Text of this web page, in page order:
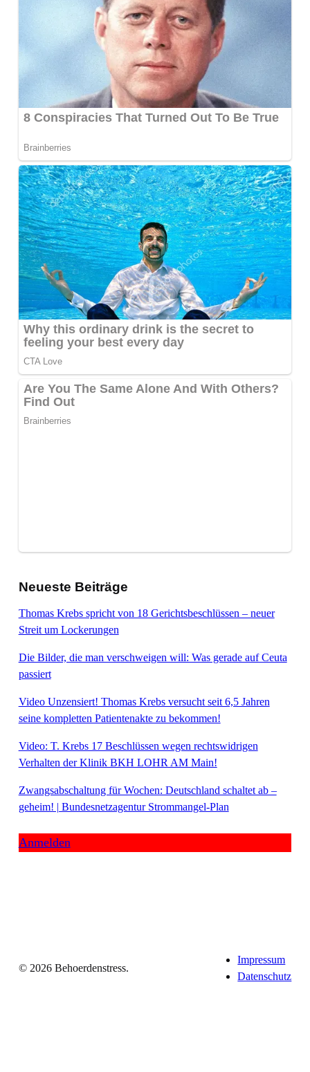
Neueste Beiträge
Thomas Krebs spricht von 18 Gerichtsbeschlüssen – neuer
Streit um Lockerungen
Die Bilder, die man verschweigen will: Was gerade auf Ceuta
passiert
Video Unzensiert! Thomas Krebs versucht seit 6,5 Jahren
seine kompletten Patientenakte zu bekommen!
Video: T. Krebs 17 Beschlüssen wegen rechtswidrigen
Verhalten der Klinik BKH LOHR AM Main!
Zwangsabschaltung für Wochen: Deutschland schaltet ab –
geheim! | Bundesnetzagentur Strommangel-Plan
Anmelden
© 2026 Behoerdenstress.
Impressum
Datenschutz